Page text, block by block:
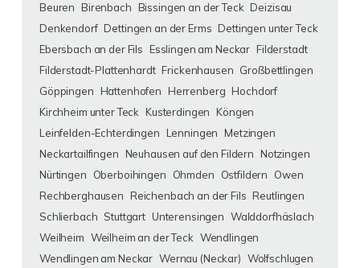
Beuren
Birenbach Bissingen an der Teck Deizisau
Denkendorf Dettingen an der Erms Dettingen unter Teck
Ebersbach an der Fils
Esslingen am Neckar Filderstadt
Filderstadt-Plattenhardt Frickenhausen Großbettlingen
Göppingen
Hattenhofen Herrenberg Hochdorf
Kirchheim unter Teck
Kusterdingen
Köngen
Leinfelden-Echterdingen
Lenningen
Metzingen
Neckartailfingen
Neuhausen auf den Fildern
Notzingen
Nürtingen
Oberboihingen Ohmden Ostfildern
Owen
Rechberghausen
Reichenbach an der Fils Reutlingen
Schlierbach Stuttgart Unterensingen Walddorfhäslach
Weilheim Weilheim an der Teck Wendlingen
Wendlingen am Neckar Wernau (Neckar) Wolfschlugen